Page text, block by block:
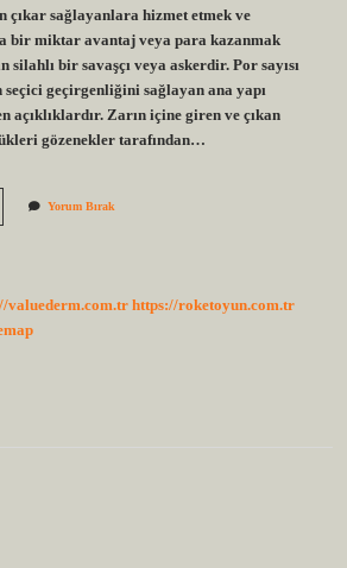
çıkar sağlayanlara hizmet etmek ve
bir miktar avantaj veya para kazanmak
silahlı bir savaşçı veya askerdir. Por sayısı
seçici geçirgenliğini sağlayan ana yapı
açıklıklardır. Zarın içine giren ve çıkan
gözenekler tarafından…
Yorum Bırak
valuederm.com.tr https://roketoyun.com.tr